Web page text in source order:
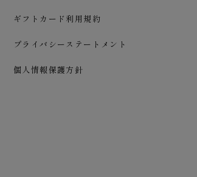
ギフトカード利用規約
プライバシーステートメント
個人情報保護方針